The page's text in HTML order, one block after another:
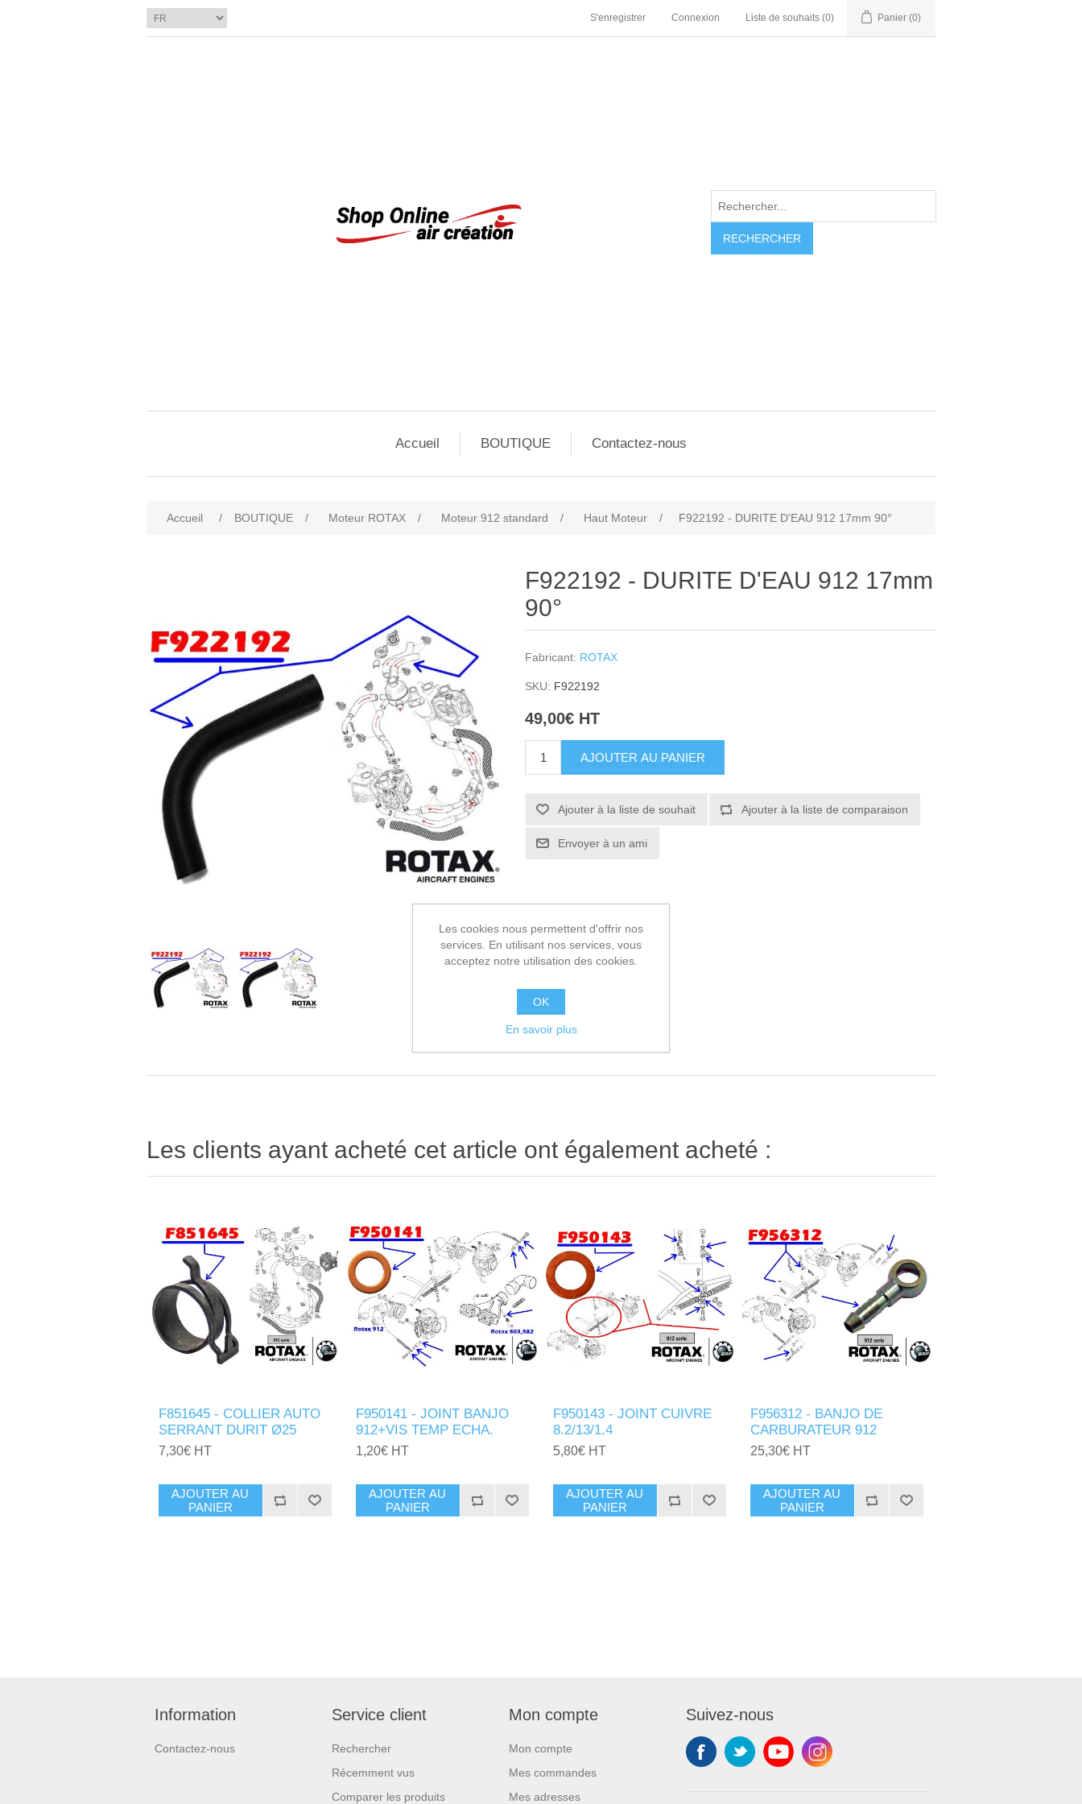
S'enregistrer Connexion Liste de souhaits (0) Panier (0)
RECHERCHER
Accueil BOUTIQUE Contactez-nous
Accueil / BOUTIQUE / Moteur ROTAX / Moteur 912 standard / Haut Moteur / F922192 - DURITE D'EAU 912 17mm 90°
F922192 - DURITE D'EAU 912 17mm
90°
Fabricant: ROTAX
SKU: F922192
49,00€ HT
AJOUTER AU PANIER
Ajouter à la liste de souhait Ajouter à la liste de comparaison
Envoyer à un ami
Les clients ayant acheté cet article ont également acheté :
F851645 - COLLIER AUTO
SERRANT DURIT Ø25
7,30€ HT
AJOUTER AU
PANIER
F950141 - JOINT BANJO
912+VIS TEMP ECHA.
1,20€ HT
AJOUTER AU
PANIER
F950143 - JOINT CUIVRE
8.2/13/1.4
5,80€ HT
AJOUTER AU
PANIER
F956312 - BANJO DE
CARBURATEUR 912
25,30€ HT
AJOUTER AU
PANIER
Information
Contactez-nous
Service client
Rechercher
Récemment vus
Comparer les produits
Mon compte
Mon compte
Mes commandes
Mes adresses
Suivez-nous
Les cookies nous permettent d'offrir nos
services. En utilisant nos services, vous
acceptez notre utilisation des cookies.
OK
En savoir plus